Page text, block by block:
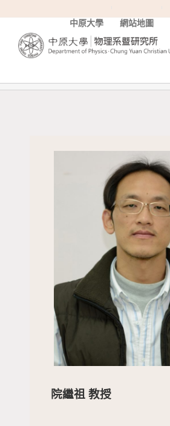
content
中原大學 網站地圖
院繼祖 教授